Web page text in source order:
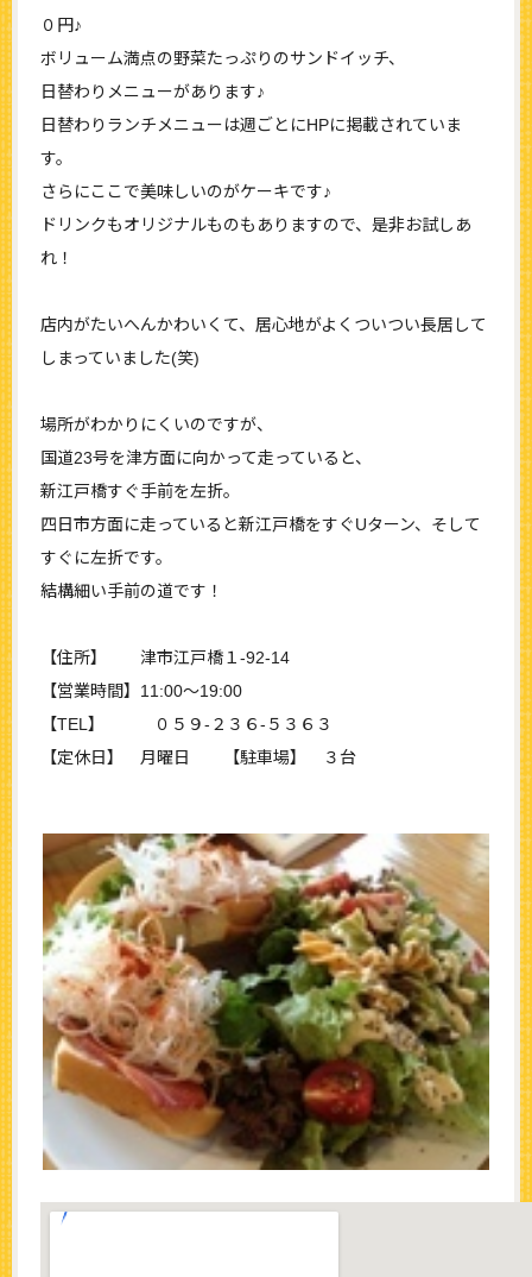
０円♪
ボリューム満点の野菜たっぷりのサンドイッチ、
日替わりメニューがあります♪
日替わりランチメニューは週ごとにHPに掲載されていま
す。
さらにここで美味しいのがケーキです♪
ドリンクもオリジナルものもありますので、是非お試しあ
れ！
店内がたいへんかわいくて、居心地がよくついつい長居して
しまっていました(笑)
場所がわかりにくいのですが、
国道23号を津方面に向かって走っていると、
新江戸橋すぐ手前を左折。
四日市方面に走っていると新江戸橋をすぐUターン、そして
すぐに左折です。
結構細い手前の道です！
【住所】 津市江戸橋１-92-14
【営業時間】11:00～19:00
【TEL】 ０５９-２３６-５３６３
【定休日】 月曜日 【駐車場】 ３台